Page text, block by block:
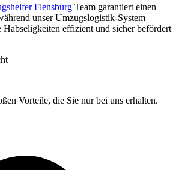
Flensburg Team garantiert einen
unser Umzugslogistik-System
Habseligkeiten effizient und sicher befördert
Vorteile, die Sie nur bei uns erhalten.